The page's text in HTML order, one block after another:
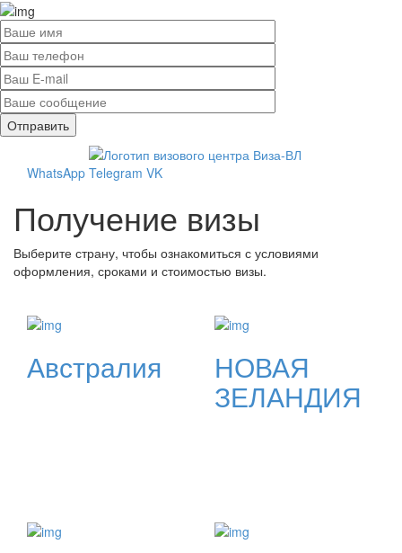
WhatsApp Telegram VK
Получение визы
Выберите страну, чтобы ознакомиться с условиями
оформления, сроками и стоимостью визы.
Австралия НОВАЯ
ЗЕЛАНДИЯ